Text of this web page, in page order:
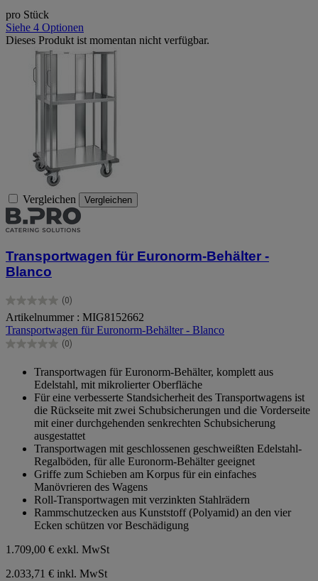
pro Stück
Siehe 4 Optionen
Dieses Produkt ist momentan nicht verfügbar.
Vergleichen Vergleichen
Transportwagen für Euronorm-Behälter -
Blanco
(0)
0.0
von
5
Sternen.
Artikelnummer : MIG8152662
Transportwagen für Euronorm-Behälter - Blanco
(0)
0.0
Sternen.
Transportwagen für Euronorm-Behälter, komplett aus
Edelstahl, mit mikrolierter Oberfläche
Für eine verbesserte Standsicherheit des Transportwagens ist
die Rückseite mit zwei Schubsicherungen und die Vorderseite
mit einer durchgehenden senkrechten Schubsicherung
ausgestattet
Transportwagen mit geschlossenen geschweißten Edelstahl-
Regalböden, für alle Euronorm-Behälter geeignet
Griffe zum Schieben am Korpus für ein einfaches
Manövrieren des Wagens
Roll-Transportwagen mit verzinkten Stahlrädern
Rammschutzecken aus Kunststoff (Polyamid) an den vier
Ecken schützen vor Beschädigung
1.709,00 € exkl. MwSt
2.033,71 € inkl. MwSt